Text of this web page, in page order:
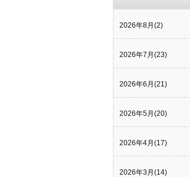
2026年8月(2)
2026年7月(23)
2026年6月(21)
2026年5月(20)
2026年4月(17)
2026年3月(14)